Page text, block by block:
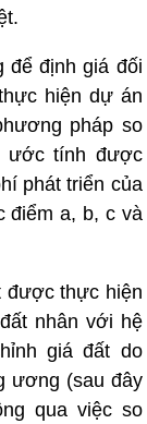
để định giá đối
hiện dự án
pháp so
ước tính được
phát triển của
điểm a, b, c và
được thực hiện
nhân với hệ
giá đất do
ương (sau đây
qua việc so